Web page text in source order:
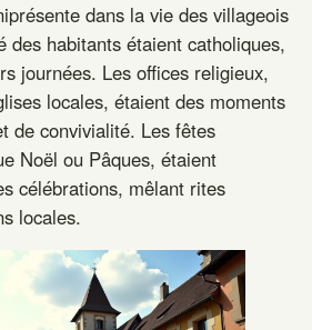
dans la vie des villageois
des habitants étaient catholiques,
journées. Les offices religieux,
locales, étaient des moments
de convivialité. Les fêtes
Noël ou Pâques, étaient
célébrations, mêlant rites
locales.